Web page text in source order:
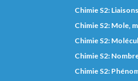
Chimie S2:
Chimie S2: Mole,
Chimie S2:
Chimie S2:
Chimie S2: